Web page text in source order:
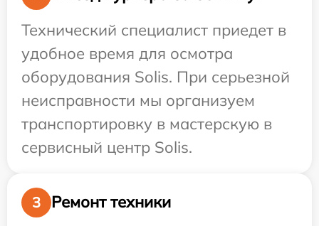
Технический специалист приедет в
удобное время для осмотра
оборудования Solis. При серьезной
неисправности мы организуем
транспортировку в мастерскую в
сервисный центр Solis.
3
Ремонт техники